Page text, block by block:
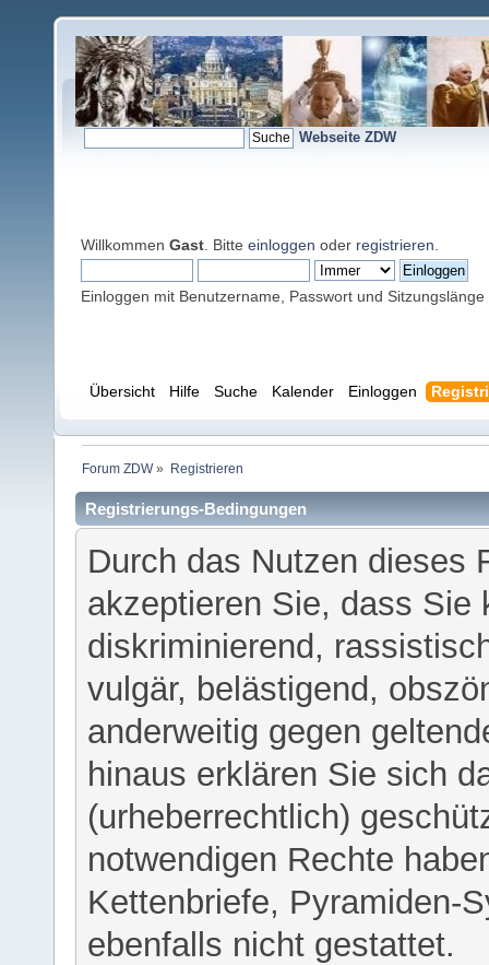
Webseite ZDW
Willkommen Gast . Bitte einloggen oder registrieren
Einloggen mit Benutzername, Passwort und Sitzungslänge
Übersicht Hilfe Suche Kalender Einloggen
Forum ZDW» Registrieren
Registrierungs-Bedingungen
Durch das Nutzen dieses
akzeptieren Sie, dass Sie
diskriminierend,
vulgär, belästigend,
anderweitig gegen
hinaus erklären Sie sich
(urheberrechtlich)
notwendigen Rechte
Kettenbriefe, Pyramiden-
ebenfalls nicht gestattet.